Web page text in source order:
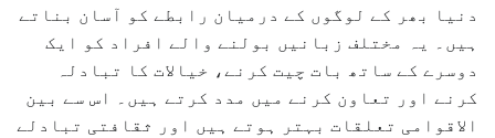
دنیا بھر کے لوگوں کے درمیان رابطے کو آسان بناتے
ہیں۔ یہ مختلف زبانیں بولنے والے افراد کو ایک
دوسرے کے ساتھ بات چیت کرنے، خیالات کا تبادلہ
کرنے اور تعاون کرنے میں مدد کرتے ہیں۔ اس سے بین
الاقوامی تعلقات بہتر ہوتے ہیں اور ثقافتی تبادلے